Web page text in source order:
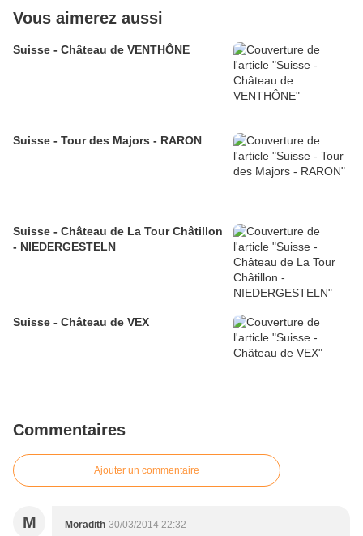
Vous aimerez aussi
Suisse - Château de VENTHÔNE
Suisse - Tour des Majors - RARON
Suisse - Château de La Tour Châtillon
- NIEDERGESTELN
Suisse - Château de VEX
Commentaires
Ajouter un commentaire
M Moradith 30/03/2014 22:32